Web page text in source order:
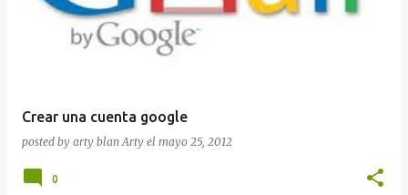
Crear una cuenta google
posted by arty blanArty el mayo 25, 2012
0